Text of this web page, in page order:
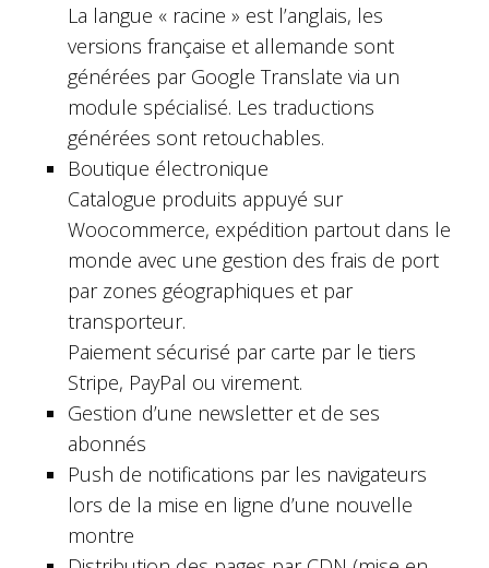
La langue « racine » est l’anglais, les
versions française et allemande sont
générées par Google Translate via un
module spécialisé. Les traductions
générées sont retouchables.
Boutique électronique
Catalogue produits appuyé sur
Woocommerce, expédition partout dans le
monde avec une gestion des frais de port
par zones géographiques et par
transporteur.
Paiement sécurisé par carte par le tiers
Stripe, PayPal ou virement.
Gestion d’une newsletter et de ses
abonnés
Push de notifications par les navigateurs
lors de la mise en ligne d’une nouvelle
montre